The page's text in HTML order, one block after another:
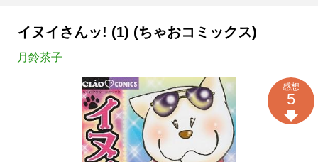
イヌイさんッ! (1) (ちゃおコミックス)
月鈴茶子
感想
5